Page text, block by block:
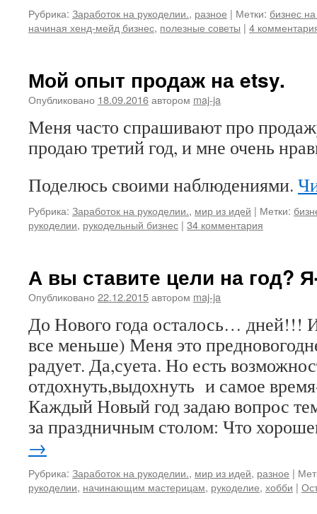
Рубрика: Заработок на рукоделии., разное | Метки: бизнес
начиная хенд-мейд бизнес, полезные советы | 4
Мой опыт продаж на etsy.
Опубликовано 18.09.2016автором maj-ja
Меня часто спрашивают про
продаю третий год, и мне очень
Поделюсь своими наблюдениями.
Рубрика: Заработок на рукоделии., мир из идей | Метки:
рукоделии, рукодельный бизнес | 34 комментария
А вы ставите цели на год?
Опубликовано 22.12.2015автором maj-ja
До Нового года осталось… дней!!!
все меньше) Меня это
радует. Да,суета. Но есть
отдохнуть,выдохнуть и самое
Каждый Новый год задаю вопрос
за праздничным столом: Что
→
Рубрика: Заработок на рукоделии., мир из идей, разное |
рукоделии, начинающим мастерицам, рукоделие, хобби |